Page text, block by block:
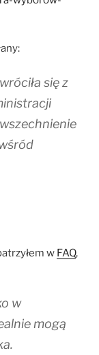
się z
w FAQ,
w
mogą